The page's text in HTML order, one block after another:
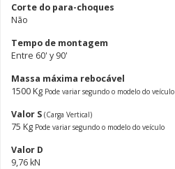
Corte do para-choques
Não
Tempo de montagem
Entre 60' y 90'
Massa máxima rebocável
1500 Kg Pode variar segundo o modelo do veículo
Valor S (Carga Vertical)
75 Kg Pode variar segundo o modelo do veículo
Valor D
9,76 kN